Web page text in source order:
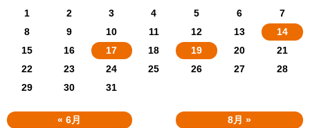
« 6月 8月 »
1 2 3 4 5 6
7
8
9 10 11 12 13
14
15
16 17 18 19 20
21
22
23 24 25 26 27
28
29
30 31